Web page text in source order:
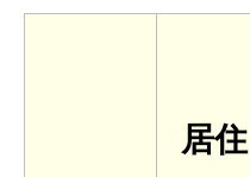
居住